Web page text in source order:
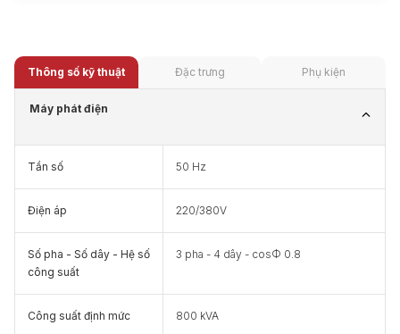
Thông số kỹ thuật Đặc trưng Phụ kiện
Máy phát điện
Tần số 50 Hz
Điện áp 220/380V
Số pha - Số dây - Hệ số
công suất
3 pha - 4 dây - cosФ 0.8
Công suất định mức 800 kVA